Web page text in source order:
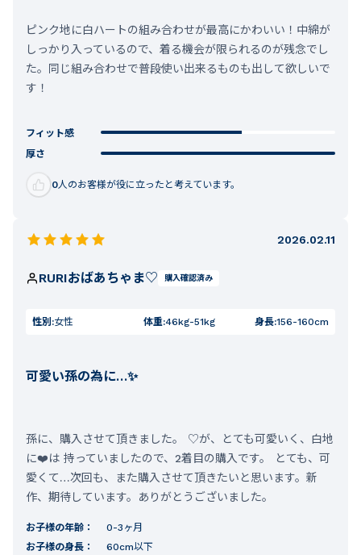
ピンク地に白ハートの組み合わせが最高にかわいい！中綿が
しっかり入っているので、着る機会が限られるのが残念でし
た。同じ組み合わせで普段使い出来るものも出して欲しいで
す！
フィット感
厚さ
0人のお客様が役に立ったと考えています。
2026.02.11
RURIおばあちゃま♡ 購入確認済み
性別:女性 体重:46kg-51kg 身長:156-160cm
可愛い孫の為に…✨
孫に、購入させて頂きました。 ♡が、とても可愛いく、白地
に❤️は 持っていましたので、2着目の購入です。 とても、可
愛くて…次回も、また購入させて頂きたいと思います。新
作、期待しています。ありがとうございました。
お子様の年齢：
0-3ヶ月
お子様の身長：
60cm以下